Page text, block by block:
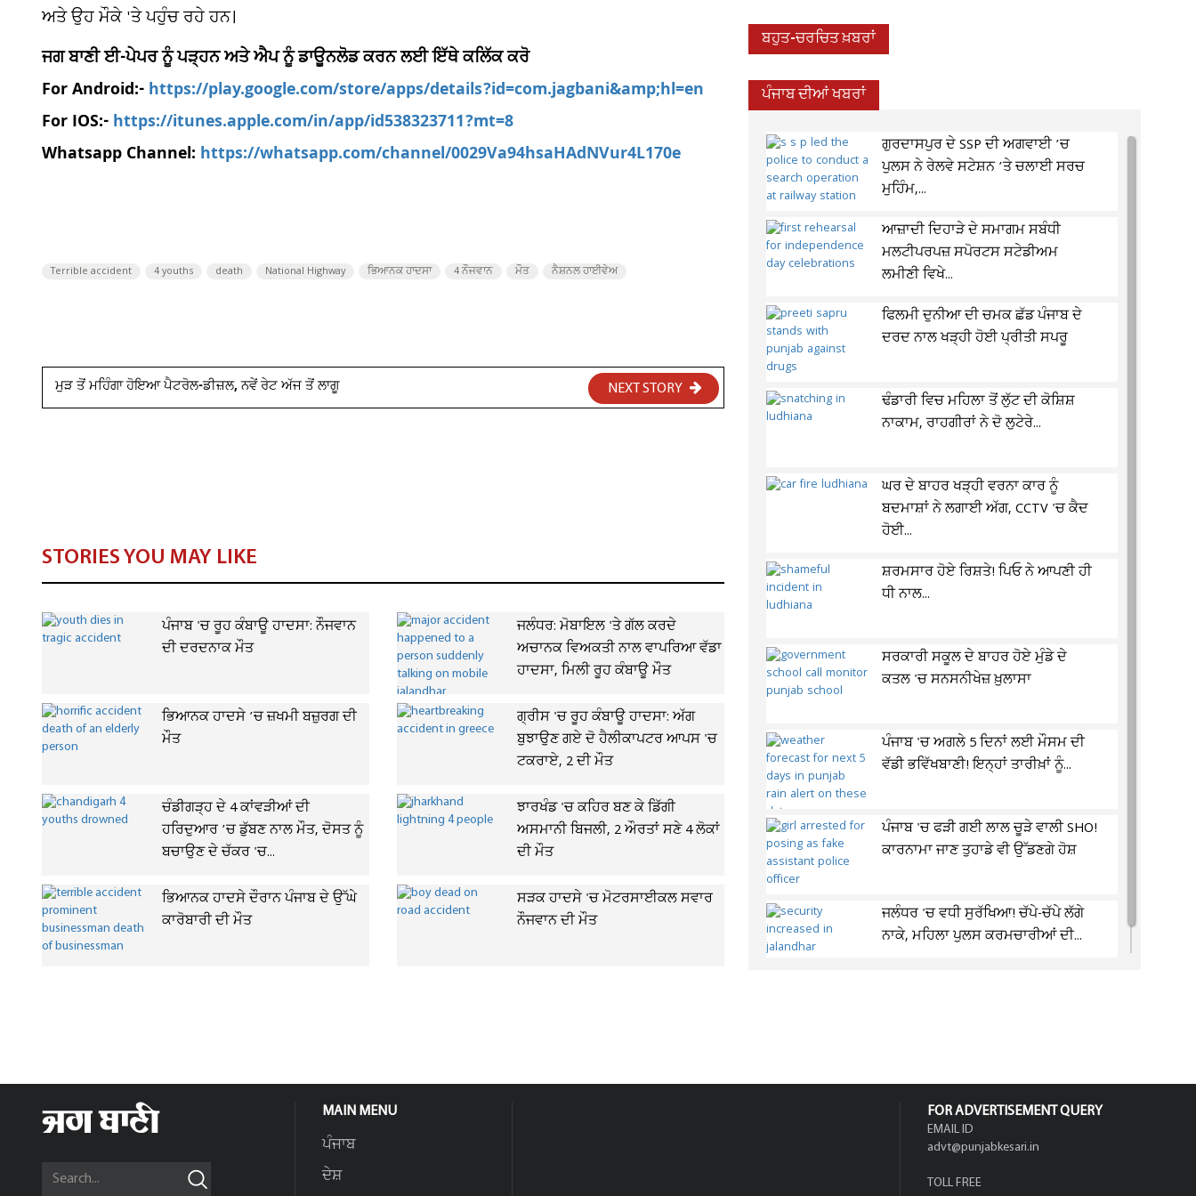
ਅਤੇ ਉਹ ਮੌਕੇ 'ਤੇ ਪਹੁੰਚ ਰਹੇ ਹਨ।
ਜਗ ਬਾਣੀ ਈ-ਪੇਪਰ ਨੂੰ ਪੜ੍ਹਨ ਅਤੇ ਐਪ ਨੂੰ ਡਾਊਨਲੋਡ ਕਰਨ ਲਈ ਇੱਥੇ ਕਲਿੱਕ ਕਰੋ
For Android:-https://play.google.com/store/apps/details?id=com.jagbani&amp;hl=en
For IOS:-https://itunes.apple.com/in/app/id538323711?mt=8
Whatsapp Channel: https://whatsapp.com/channel/0029Va94hsaHAdNVur4L170e
Terrible accident 4 youths death National Highway ਭਿਆਨਕ ਹਾਦਸਾ 4 ਨੌਜਵਾਨ ਮੌਤ ਨੈਸ਼ਨਲ ਹਾਈਵੇਅ
ਮੁੜ ਤੋਂ ਮਹਿੰਗਾ ਹੋਇਆ ਪੈਟਰੋਲ-ਡੀਜ਼ਲ, ਨਵੇਂ ਰੇਟ ਅੱਜ ਤੋਂ ਲਾਗੂ NEXT STORY
STORIES YOU MAY LIKE
ਪੰਜਾਬ 'ਚ ਰੂਹ ਕੰਬਾਊ ਹਾਦਸਾ: ਨੌਜਵਾਨ
ਦੀ ਦਰਦਨਾਕ ਮੌਤ
ਜਲੰਧਰ: ਮੋਬਾਇਲ 'ਤੇ ਗੱਲ ਕਰਦੇ
ਅਚਾਨਕ ਵਿਅਕਤੀ ਨਾਲ ਵਾਪਰਿਆ ਵੱਡਾ
ਹਾਦਸਾ, ਮਿਲੀ ਰੂਹ ਕੰਬਾਊ ਮੌਤ
ਭਿਆਨਕ ਹਾਦਸੇ ’ਚ ਜ਼ਖਮੀ ਬਜ਼ੁਰਗ ਦੀ
ਮੌਤ
ਗ੍ਰੀਸ 'ਚ ਰੂਹ ਕੰਬਾਊ ਹਾਦਸਾ: ਅੱਗ
ਬੁਝਾਉਣ ਗਏ ਦੋ ਹੈਲੀਕਾਪਟਰ ਆਪਸ 'ਚ
ਟਕਰਾਏ, 2 ਦੀ ਮੌਤ
ਚੰਡੀਗੜ੍ਹ ਦੇ 4 ਕਾਂਵੜੀਆਂ ਦੀ
ਹਰਿਦੁਆਰ ’ਚ ਡੁੱਬਣ ਨਾਲ ਮੌਤ, ਦੋਸਤ ਨੂੰ
ਬਚਾਉਣ ਦੇ ਚੱਕਰ 'ਚ...
ਝਾਰਖੰਡ 'ਚ ਕਹਿਰ ਬਣ ਕੇ ਡਿੱਗੀ
ਅਸਮਾਨੀ ਬਿਜਲੀ, 2 ਔਰਤਾਂ ਸਣੇ 4 ਲੋਕਾਂ
ਦੀ ਮੌਤ
ਭਿਆਨਕ ਹਾਦਸੇ ਦੌਰਾਨ ਪੰਜਾਬ ਦੇ ਉੱਘੇ
ਕਾਰੋਬਾਰੀ ਦੀ ਮੌਤ
ਸੜਕ ਹਾਦਸੇ 'ਚ ਮੋਟਰਸਾਈਕਲ ਸਵਾਰ
ਨੌਜਵਾਨ ਦੀ ਮੌਤ
ਬਹੁਤ-ਚਰਚਿਤ ਖ਼ਬਰਾਂ
ਪੰਜਾਬ ਦੀਆਂ ਖਬਰਾਂ
ਗੁਰਦਾਸਪੁਰ ਦੇ SSP ਦੀ ਅਗਵਾਈ ’ਚ
ਪੁਲਸ ਨੇ ਰੇਲਵੇ ਸਟੇਸ਼ਨ ’ਤੇ ਚਲਾਈ ਸਰਚ
ਮੁਹਿੰਮ,...
ਆਜ਼ਾਦੀ ਦਿਹਾੜੇ ਦੇ ਸਮਾਗਮ ਸਬੰਧੀ
ਮਲਟੀਪਰਪਜ਼ ਸਪੋਰਟਸ ਸਟੇਡੀਅਮ
ਲਮੀਣੀ ਵਿਖੇ...
ਫਿਲਮੀ ਦੁਨੀਆ ਦੀ ਚਮਕ ਛੱਡ ਪੰਜਾਬ ਦੇ
ਦਰਦ ਨਾਲ ਖੜ੍ਹੀ ਹੋਈ ਪ੍ਰੀਤੀ ਸਪਰੂ
ਢੰਡਾਰੀ ਵਿਚ ਮਹਿਲਾ ਤੋਂ ਲੁੱਟ ਦੀ ਕੋਸ਼ਿਸ਼
ਨਾਕਾਮ, ਰਾਹਗੀਰਾਂ ਨੇ ਦੋ ਲੁਟੇਰੇ...
ਘਰ ਦੇ ਬਾਹਰ ਖੜ੍ਹੀ ਵਰਨਾ ਕਾਰ ਨੂੰ
ਬਦਮਾਸ਼ਾਂ ਨੇ ਲਗਾਈ ਅੱਗ, CCTV 'ਚ ਕੈਦ
ਹੋਈ...
ਸ਼ਰਮਸਾਰ ਹੋਏ ਰਿਸ਼ਤੇ! ਪਿਓ ਨੇ ਆਪਣੀ ਹੀ
ਧੀ ਨਾਲ...
ਸਰਕਾਰੀ ਸਕੂਲ ਦੇ ਬਾਹਰ ਹੋਏ ਮੁੰਡੇ ਦੇ
ਕਤਲ 'ਚ ਸਨਸਨੀਖੇਜ਼ ਖ਼ੁਲਾਸਾ
ਪੰਜਾਬ 'ਚ ਅਗਲੇ 5 ਦਿਨਾਂ ਲਈ ਮੌਸਮ ਦੀ
ਵੱਡੀ ਭਵਿੱਖਬਾਣੀ! ਇਨ੍ਹਾਂ ਤਾਰੀਖ਼ਾਂ ਨੂੰ...
ਪੰਜਾਬ 'ਚ ਫੜੀ ਗਈ ਲਾਲ ਚੂੜੇ ਵਾਲੀ SHO!
ਕਾਰਨਾਮਾ ਜਾਣ ਤੁਹਾਡੇ ਵੀ ਉੱਡਣਗੇ ਹੋਸ਼
ਜਲੰਧਰ 'ਚ ਵਧੀ ਸੁਰੱਖਿਆ! ਚੱਪੇ-ਚੱਪੇ ਲੱਗੇ
ਨਾਕੇ, ਮਹਿਲਾ ਪੁਲਸ ਕਰਮਚਾਰੀਆਂ ਦੀ...
MAIN MENU
ਪੰਜਾਬ
ਦੇਸ਼
FOR ADVERTISEMENT QUERY
EMAIL ID
advt@punjabkesari.in
TOLL FREE